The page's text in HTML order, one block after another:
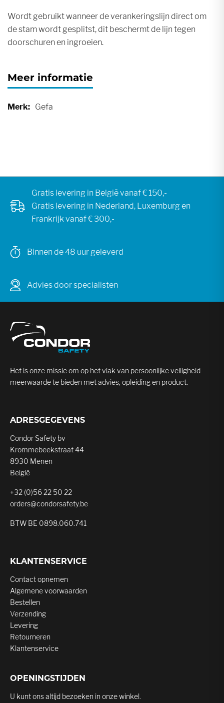
Wordt gebruikt wanneer de verankeringslijn direct om
de stam wordt gesplitst, dit beschermt de lijn tegen
doorschuren en ingroeien.
Meer informatie
Meer
Gefa
Gratis levering in België vanaf € 150,-
Gratis levering in Nederland, Luxemburg en
Frankrijk vanaf € 300,-
Binnen de 48 uur geleverd
Advies door specialisten
Het is onze missie om op het vlak van persoonlijke veiligheid
meerwaarde te bieden met advies, opleiding en product.
ADRESGEGEVENS
Condor Safety bv
Krommebeekstraat 44
8930 Menen
België
+32 (0)56 22 50 22
orders@condorsafety.be
BTW BE 0898.060.741
KLANTENSERVICE
Contact opnemen
Algemene voorwaarden
Bestellen
Verzending
Levering
Retourneren
Klantenservice
OPENINGSTIJDEN
U kunt ons altijd bezoeken in onze winkel.